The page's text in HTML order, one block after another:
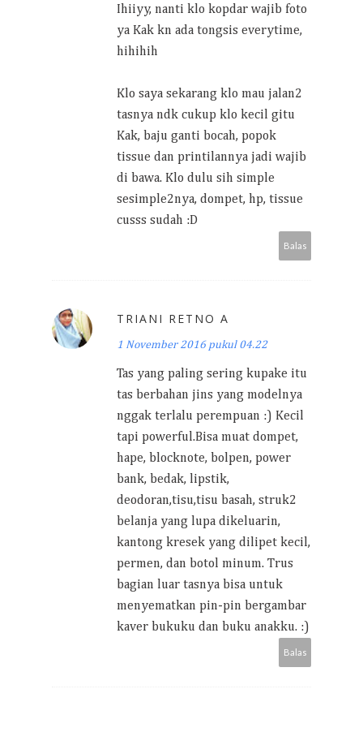
Ihiiyy, nanti klo kopdar wajib foto
ya Kak kn ada tongsis everytime,
hihihih
Klo saya sekarang klo mau jalan2
tasnya ndk cukup klo kecil gitu
Kak, baju ganti bocah, popok
tissue dan printilannya jadi wajib
di bawa. Klo dulu sih simple
sesimple2nya, dompet, hp, tissue
cusss sudah :D
Balas
TRIANI RETNO A
1 November 2016 pukul 04.22
Tas yang paling sering kupake itu
tas berbahan jins yang modelnya
nggak terlalu perempuan :) Kecil
tapi powerful.Bisa muat dompet,
hape, blocknote, bolpen, power
bank, bedak, lipstik,
deodoran,tisu,tisu basah, struk2
belanja yang lupa dikeluarin,
kantong kresek yang dilipet kecil,
permen, dan botol minum. Trus
bagian luar tasnya bisa untuk
menyematkan pin-pin bergambar
kaver bukuku dan buku anakku. :)
Balas